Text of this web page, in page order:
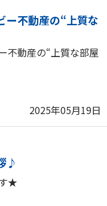
ー不動産の“上質な
不動産の“上質な部屋
2025年05月19日
♪
★